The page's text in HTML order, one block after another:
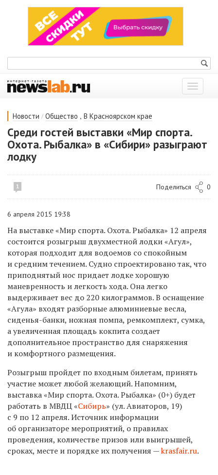
Показать
меню
Новости / Общество , В Красноярском крае
Среди гостей выставки «Мир спорта.
Охота. Рыбалка» в «Сибири» разыграют
лодку
1 Поделиться 0
6 апреля 2015 19:38
На выставке «Мир спорта. Охота. Рыбалка» 12 апреля
состоится розыгрыш двухместной лодки «Агул»,
которая подходит для водоемов со спокойным
и средним течением. Судно спроектировано так, что
приподнятый нос придает лодке хорошую
маневренность и легкость хода. Она легко
выдерживает вес до 220 килограммов. В оснащение
«Агула» входят разборные алюминиевые весла,
сиденья-банки, ножная помпа, ремкомплект, сумка,
а увеличенная площадь кокпита создает
дополнительное пространство для снаряжения
и комфортного размещения.
Розыгрыш пройдет по входным билетам, принять
участие может любой желающий. Напомним,
выставка «Мир спорта. Охота. Рыбалка» (0+) будет
работать в МВДЦ «Сибирь» (ул. Авиаторов, 19)
с 9 по 12 апреля. Источник информации
об организаторе мероприятий, о правилах
проведения, количестве призов или выигрышей,
сроках, месте и порядке их получения —krasfair.ru.